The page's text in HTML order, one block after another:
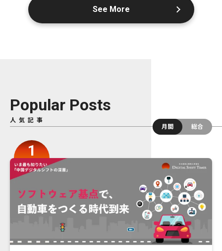
See More
Popular Posts
人気記事
月間
総合